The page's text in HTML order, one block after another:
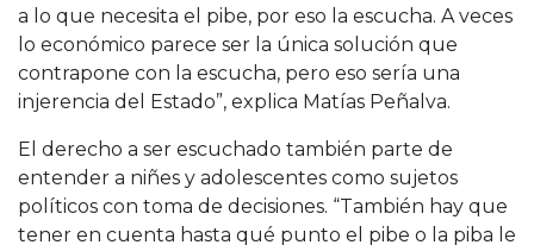
a lo que necesita el pibe, por eso la escucha. A veces
lo económico parece ser la única solución que
contrapone con la escucha, pero eso sería una
injerencia del Estado”, explica Matías Peñalva.
El derecho a ser escuchado también parte de
entender a niñes y adolescentes como sujetos
políticos con toma de decisiones. “También hay que
tener en cuenta hasta qué punto el pibe o la piba le